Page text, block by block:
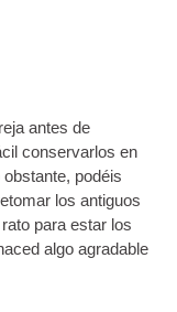
antes de
conservarlos en
podéis
los antiguos
para estar los
algo agradable